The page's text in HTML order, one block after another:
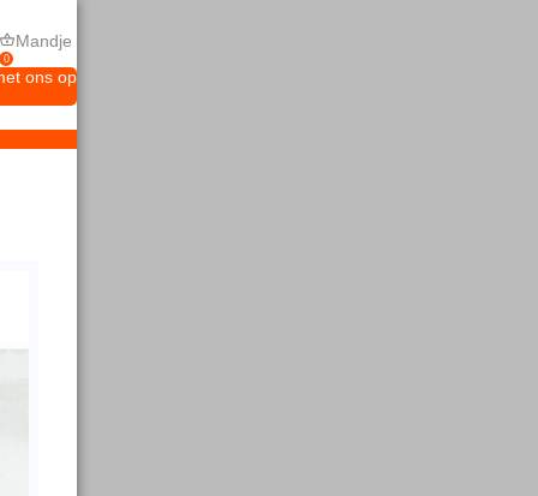
0
Mandje
ons op